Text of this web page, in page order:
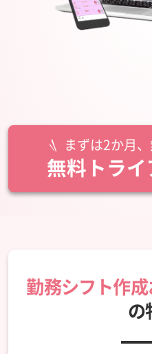
まずは2か月
無料トラ
勤務シフト作
の